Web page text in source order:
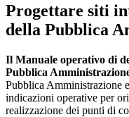
Progettare siti
della Pubblica
Il Manuale operativo di
Pubblica
Pubblica Amministrazione
indicazioni operative per
realizzazione dei punti di